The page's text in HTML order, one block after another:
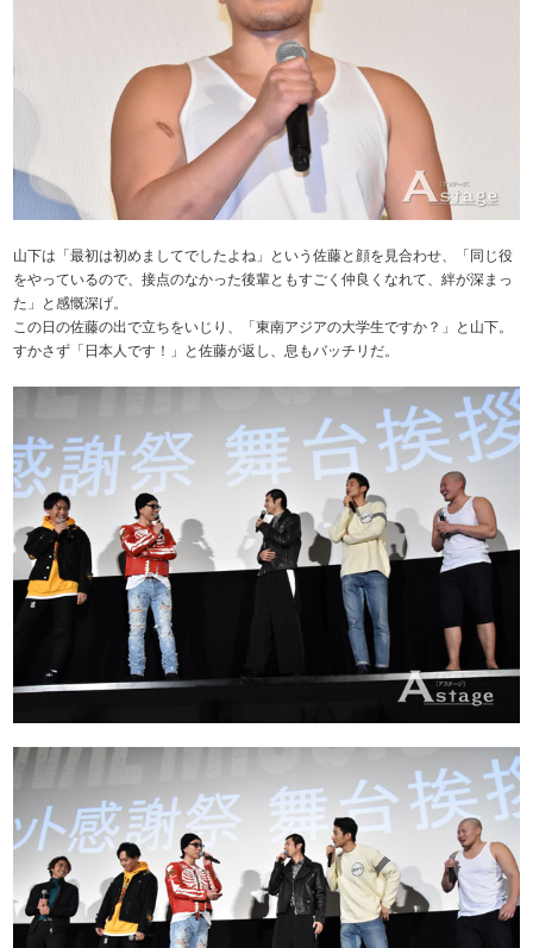
山下は「最初は初めましてでしたよね」という佐藤と顔を見合わせ、「同じ役
をやっているので、接点のなかった後輩ともすごく仲良くなれて、絆が深まっ
た」と感慨深げ。
この日の佐藤の出で立ちをいじり、「東南アジアの大学生ですか？」と山下。
すかさず「日本人です！」と佐藤が返し、息もバッチリだ。